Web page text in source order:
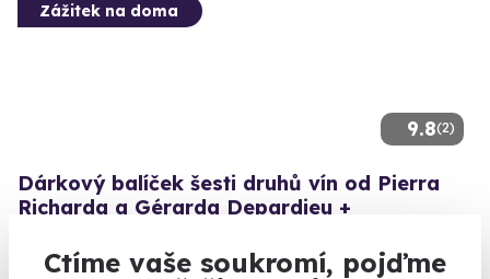
Ctíme vaše soukromí, pojďme
9.8(2)
Zážitek na doma
Dárkový balíček šesti druhů vín od Pierra
Richarda a Gérarda Depardieu +
Originální dárek pro všechny vinaře a filmové fanoušky.